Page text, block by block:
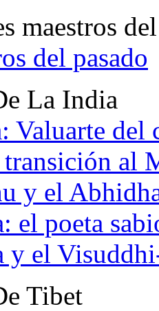
maestros
del pasado
La India
Valuarte del
al
y el
el poeta
y el
Tibet